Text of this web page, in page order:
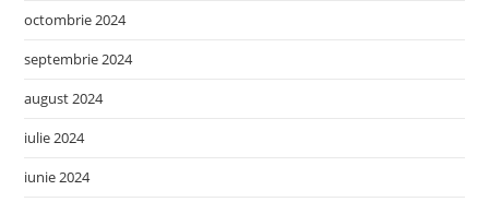
octombrie 2024
septembrie 2024
august 2024
iulie 2024
iunie 2024